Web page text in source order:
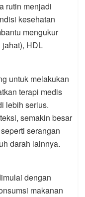
rutin menjadi
kesehatan
mengukur
jahat), HDL
untuk melakukan
terapi medis
lebih serius.
semakin besar
serangan
darah lainnya.
dengan
makanan